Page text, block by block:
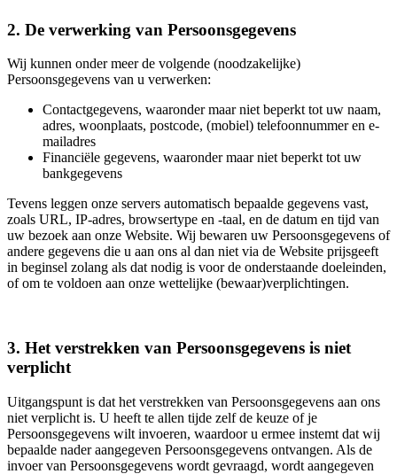
2. De verwerking van Persoonsgegevens
Wij kunnen onder meer de volgende (noodzakelijke)
Persoonsgegevens van u verwerken:
Contactgegevens, waaronder maar niet beperkt tot uw naam,
adres, woonplaats, postcode, (mobiel) telefoonnummer en e-
mailadres
Financiële gegevens, waaronder maar niet beperkt tot uw
bankgegevens
Tevens leggen onze servers automatisch bepaalde gegevens vast,
zoals URL, IP-adres, browsertype en -taal, en de datum en tijd van
uw bezoek aan onze Website. Wij bewaren uw Persoonsgegevens of
andere gegevens die u aan ons al dan niet via de Website prijsgeeft
in beginsel zolang als dat nodig is voor de onderstaande doeleinden,
of om te voldoen aan onze wettelijke (bewaar)verplichtingen.
3. Het verstrekken van Persoonsgegevens is niet
verplicht
Uitgangspunt is dat het verstrekken van Persoonsgegevens aan ons
niet verplicht is. U heeft te allen tijde zelf de keuze of je
Persoonsgegevens wilt invoeren, waardoor u ermee instemt dat wij
bepaalde nader aangegeven Persoonsgegevens ontvangen. Als de
invoer van Persoonsgegevens wordt gevraagd, wordt aangegeven